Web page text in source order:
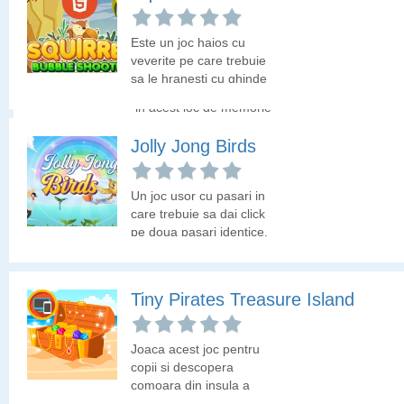
prieteni. Alege pentru
micutii ponei tinuta
Aquastria!
Find My Pokemon Go
Creaturile din aplicatia
in acest joc de memorie
vedem daca elimini toate
cartile cu pokemoni la
timp!
Este un joc haios cu
veverite pe care trebuie
sa le hranesti cu ghinde
sparge.
Jolly Jong Birds
Un joc usor cu pasari in
care trebuie sa dai click
pe doua pasari identice,
Tiny Pirates Treasure Island
Joaca acest joc pentru
copii si descopera
comoara din insula a